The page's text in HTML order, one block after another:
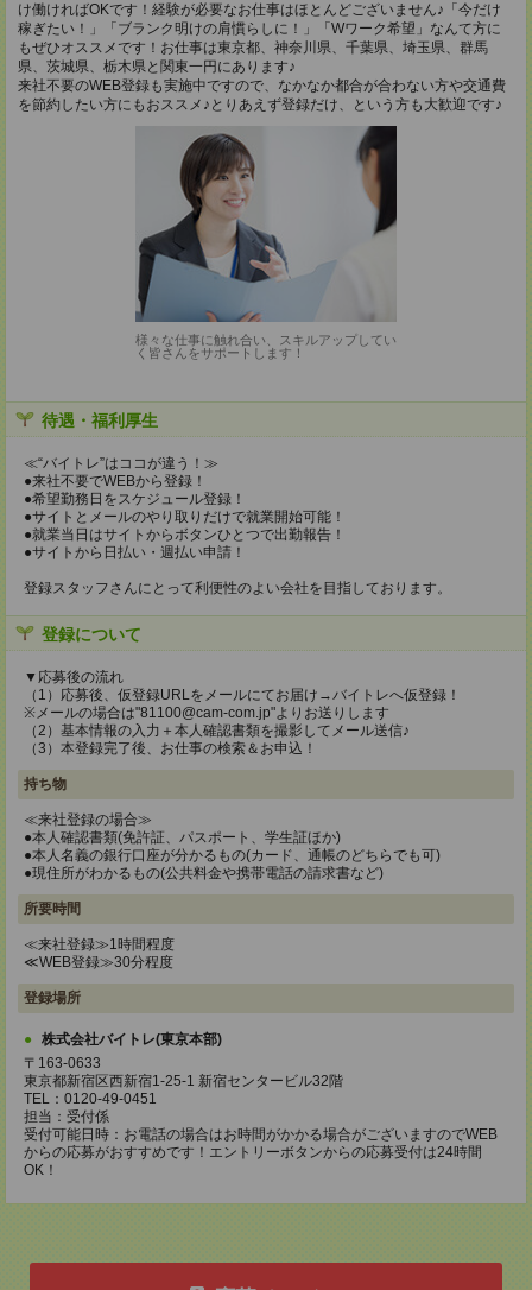
け働ければOKです！経験が必要なお仕事はほとんどございません♪「今だけ
稼ぎたい！」「ブランク明けの肩慣らしに！」「Wワーク希望」なんて方に
もぜひオススメです！お仕事は東京都、神奈川県、千葉県、埼玉県、群馬
県、茨城県、栃木県と関東一円にあります♪
来社不要のWEB登録も実施中ですので、なかなか都合が合わない方や交通費
を節約したい方にもおススメ♪とりあえず登録だけ、という方も大歓迎です♪
様々な仕事に触れ合い、スキルアップしてい
く皆さんをサポートします！
待遇・福利厚生
≪“バイトレ”はココが違う！≫
●来社不要でWEBから登録！
●希望勤務日をスケジュール登録！
●サイトとメールのやり取りだけで就業開始可能！
●就業当日はサイトからボタンひとつで出勤報告！
●サイトから日払い・週払い申請！
登録スタッフさんにとって利便性のよい会社を目指しております。
登録について
▼応募後の流れ
（1）応募後、仮登録URLをメールにてお届け→バイトレへ仮登録！
※メールの場合は"81100@cam-com.jp"よりお送りします
（2）基本情報の入力＋本人確認書類を撮影してメール送信♪
（3）本登録完了後、お仕事の検索＆お申込！
持ち物
≪来社登録の場合≫
●本人確認書類(免許証、パスポート、学生証ほか)
●本人名義の銀行口座が分かるもの(カード、通帳のどちらでも可)
●現住所がわかるもの(公共料金や携帯電話の請求書など)
所要時間
≪来社登録≫1時間程度
≪WEB登録≫30分程度
登録場所
株式会社バイトレ(東京本部)
〒163-0633
東京都新宿区西新宿1-25-1 新宿センタービル32階
TEL：0120-49-0451
担当：受付係
受付可能日時：お電話の場合はお時間がかかる場合がございますのでWEB
からの応募がおすすめです！エントリーボタンからの応募受付は24時間
OK！